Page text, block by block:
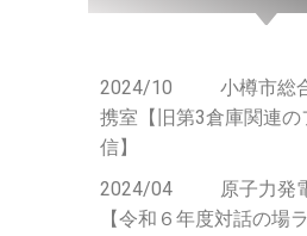
2024/10 小樽市総合
携室【旧第3倉庫関連
信】
2024/04 原子力発電
【令和６年度対話の場